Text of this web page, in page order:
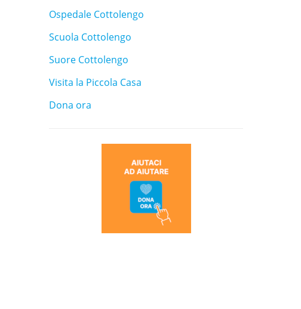
Ospedale Cottolengo
Scuola Cottolengo
Suore Cottolengo
Visita la Piccola Casa
Dona ora